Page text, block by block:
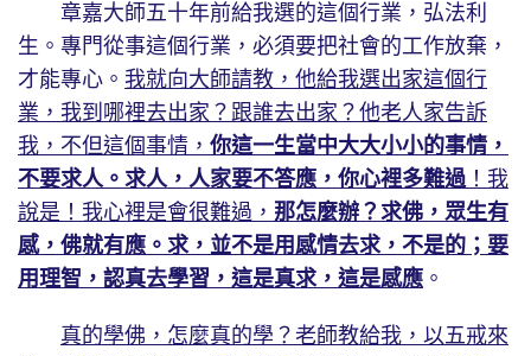
章嘉大師五十年前給我選的這個行業，弘法利
生。專門從事這個行業，必須要把社會的工作放棄，
才能專心。 我就向大師請教，他給我選出家這個行
業，我到哪裡去出家？跟誰去出家？他老人家告訴
我，不但這個事情， 你這一生當中大大小小的事情，
不要求人。求人，人家要不答應，你心裡多難過！我
說是！我心裡是會很難過， 那怎麼辦？求佛，眾生有
感，佛就有應。求，並不是用感情去求，不是的；要
用理智，認真去學習，這是真求，這是感應 。
真的學佛，怎麼真的學？老師教給我，以五戒來